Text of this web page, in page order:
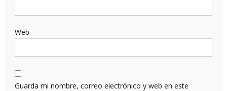
Web
Guarda mi nombre, correo electrónico y web en este